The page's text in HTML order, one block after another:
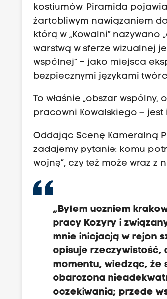
kostiumów. Piramida
żartobliwym nawiązaniem
którą w „Kowalni” nazywano
warstwą w sferze wizualnej
wspólnej” – jako miejsca
bezpiecznymi językami
To właśnie „obszar
pracowni Kowalskiego –
Oddając Scenę Kameralną
zadajemy pytanie: komu
wojnę”, czy też może wraz
„Byłem uczniem
pracy Kozyry i
mnie inicjacją w rejon
opisuje rzeczywistość,
momentu, wiedząc, że
obarczona
oczekiwania; przede